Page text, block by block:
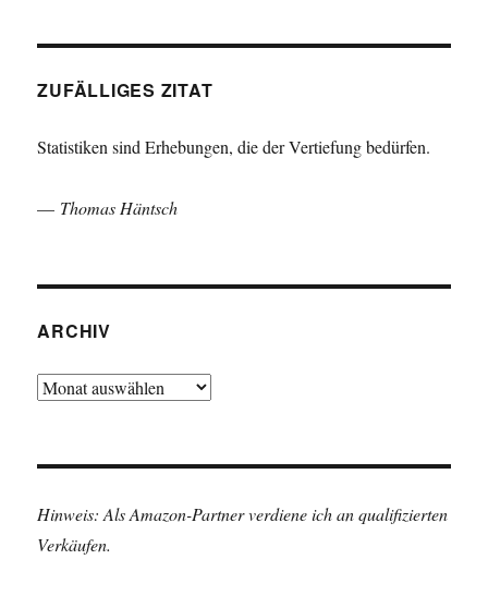
ZUFÄLLIGES ZITAT
Statistiken sind Erhebungen, die der Vertiefung bedürfen.
— Thomas Häntsch
ARCHIV
Archiv
Hinweis: Als Amazon-Partner verdiene ich an qualifizierten
Verkäufen.